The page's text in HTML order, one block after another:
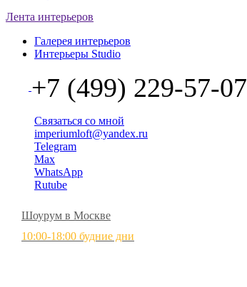
Лента интерьеров
Галерея интерьеров
Интерьеры Studio
+7 (499) 229-57-07
Связаться со мной
imperiumloft@yandex.ru
Telegram
Max
WhatsApp
Rutube
Шоурум в Москве
10:00-18:00 будние дни